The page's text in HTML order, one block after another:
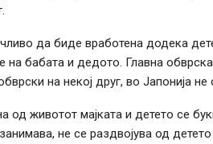
да биде вработена додека
на бабата и дедото. Главна
на некој друг, во Јапонија
од животот мајката и детето се
не се раздвојува од